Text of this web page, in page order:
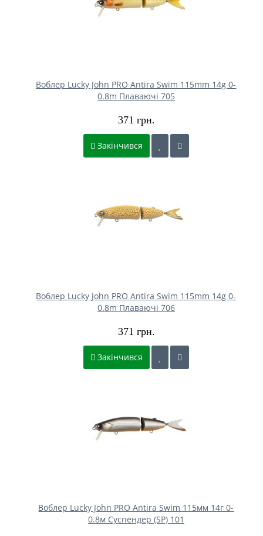
Воблер Lucky John PRO Antira Swim 115mm 14g 0-
0.8m Плаваючі 705
371 грн.
Закінчився
Воблер Lucky John PRO Antira Swim 115mm 14g 0-
0.8m Плаваючі 706
371 грн.
Закінчився
Воблер Lucky John PRO Antira Swim 115мм 14г 0-
0.8м Cуспендер (SP) 101